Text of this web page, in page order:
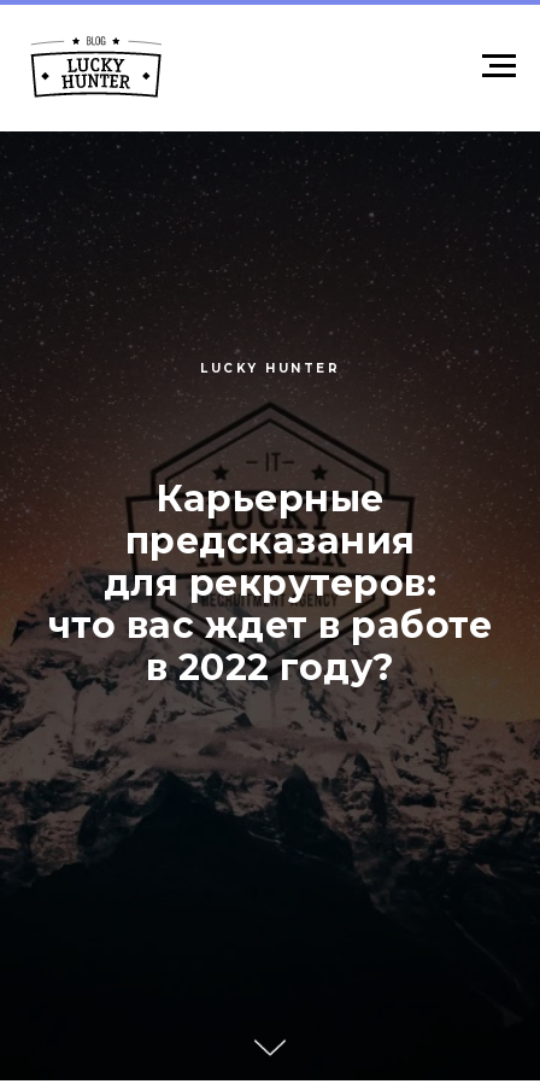
LUCKY HUNTER
Карьерные
предсказания
для рекрутеров:
что вас ждет в работе
в 2022 году?